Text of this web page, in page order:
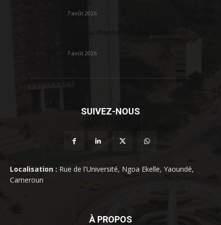
7 août 2026
7 août 2026
SUIVEZ-NOUS
Localisation : Rue de l'Université, Ngoa Ekelle, Yaoundé,
Cameroun
À PROPOS